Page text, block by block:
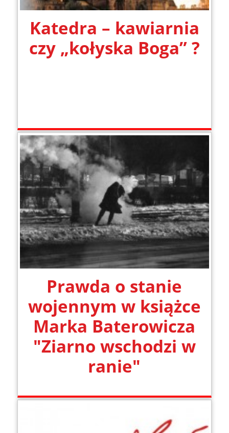
Katedra – kawiarnia
czy „kołyska Boga” ?
Prawda o stanie
wojennym w książce
Marka Baterowicza
"Ziarno wschodzi w
ranie"